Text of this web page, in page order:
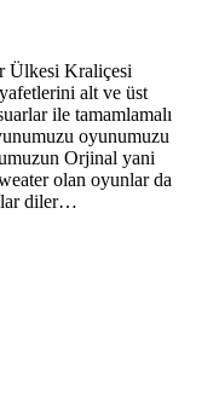
Ülkesi Kraliçesi
alt ve üst
ile tamamlamalı
oyunumuzu
Orjinal yani
olan oyunlar da
diler…